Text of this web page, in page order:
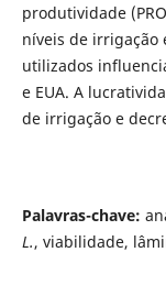
produtividade
níveis de irrigação
utilizados
e EUA. A
de irrigação e
Palavras-chave:
L., viabilidade,